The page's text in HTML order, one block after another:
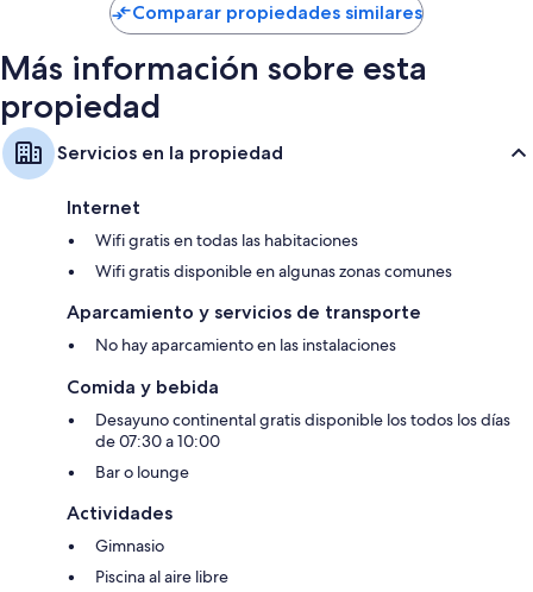
Comparar propiedades similares
Más información sobre esta
propiedad
Servicios en la propiedad
Internet
Wifi gratis en todas las habitaciones
Wifi gratis disponible en algunas zonas comunes
Aparcamiento y servicios de transporte
No hay aparcamiento en las instalaciones
Comida y bebida
Desayuno continental gratis disponible los todos los días
de 07:30 a 10:00
Bar o lounge
Actividades
Gimnasio
Piscina al aire libre